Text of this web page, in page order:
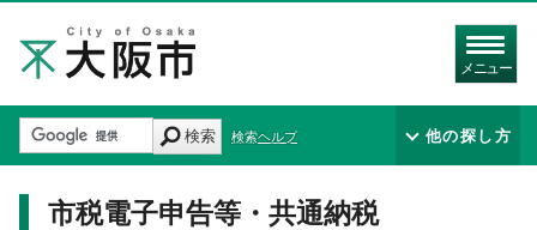
メニュー
検索 検索ヘルプ 他の探し方
市税電子申告等・共通納税